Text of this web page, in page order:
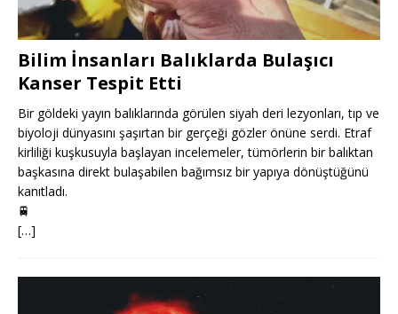
Bilim İnsanları Balıklarda Bulaşıcı
Kanser Tespit Etti
Bir göldeki yayın balıklarında görülen siyah deri lezyonları, tıp ve
biyoloji dünyasını şaşırtan bir gerçeği gözler önüne serdi. Etraf
kirliliği kuşkusuyla başlayan incelemeler, tümörlerin bir balıktan
başkasına direkt bulaşabilen bağımsız bir yapıya dönüştüğünü
kanıtladı.
🚆
[…]